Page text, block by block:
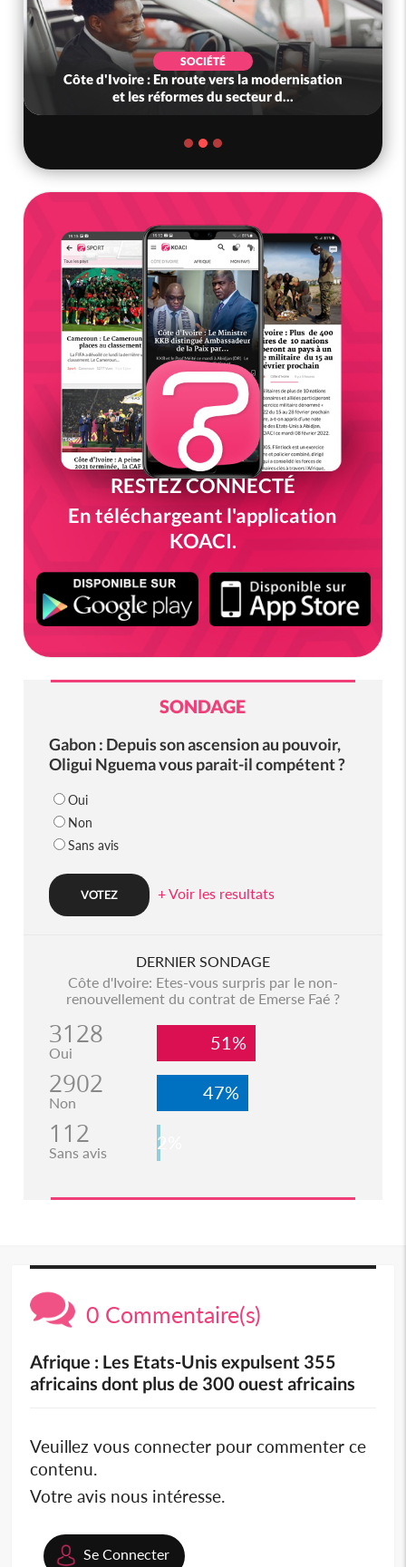
SOCIÉTÉ
Côte d'Ivoire : En route vers la modernisation
et les réformes du secteur d...
RESTEZ CONNECTÉ
En téléchargeant l'application
KOACI.
SONDAGE
Gabon : Depuis son ascension au pouvoir,
Oligui Nguema vous parait-il compétent ?
Oui
Non
Sans avis
+ Voir les resultats
DERNIER SONDAGE
Côte d'Ivoire: Etes-vous surpris par le non-
renouvellement du contrat de Emerse Faé ?
3128
Oui 51%
2902
Non 47%
112
Sans avis 2%
0 Commentaire(s)
Afrique : Les Etats-Unis expulsent 355
africains dont plus de 300 ouest africains
Veuillez vous connecter pour commenter ce
contenu.
Votre avis nous intéresse.
Se Connecter